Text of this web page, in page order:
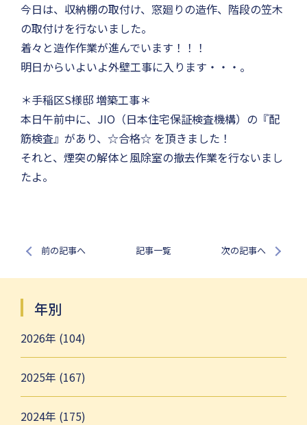
今日は、収納棚の取付け、窓廻りの造作、階段の笠木
の取付けを行ないました。
着々と造作作業が進んでいます！！！
明日からいよいよ外壁工事に入ります・・・。
＊手稲区S様邸 増築工事＊
本日午前中に、JIO（日本住宅保証検査機構）の『配
筋検査』があり、☆合格☆ を頂きました！
それと、煙突の解体と風除室の撤去作業を行ないまし
たよ。
前の記事へ 記事一覧 次の記事へ
年別
2026年 (104)
2025年 (167)
2024年 (175)